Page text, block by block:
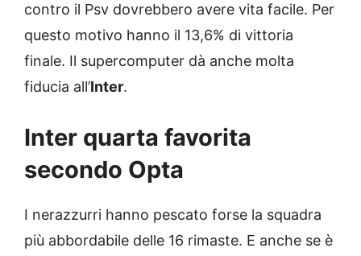
contro il Psv dovrebbero avere vita facile. Per
questo motivo hanno il 13,6% di vittoria
finale. Il supercomputer dà anche molta
fiducia all’Inter.
Inter quarta favorita
secondo Opta
I nerazzurri hanno pescato forse la squadra
più abbordabile delle 16 rimaste. E anche se è